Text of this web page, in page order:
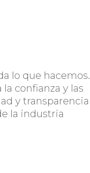
lo que hacemos.
confianza y las
y transparencia
la industria